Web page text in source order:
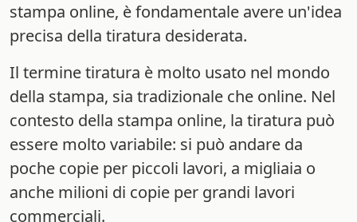
stampa online, è fondamentale avere un'idea
precisa della tiratura desiderata.
Il termine tiratura è molto usato nel mondo
della stampa, sia tradizionale che online. Nel
contesto della stampa online, la tiratura può
essere molto variabile: si può andare da
poche copie per piccoli lavori, a migliaia o
anche milioni di copie per grandi lavori
commerciali.